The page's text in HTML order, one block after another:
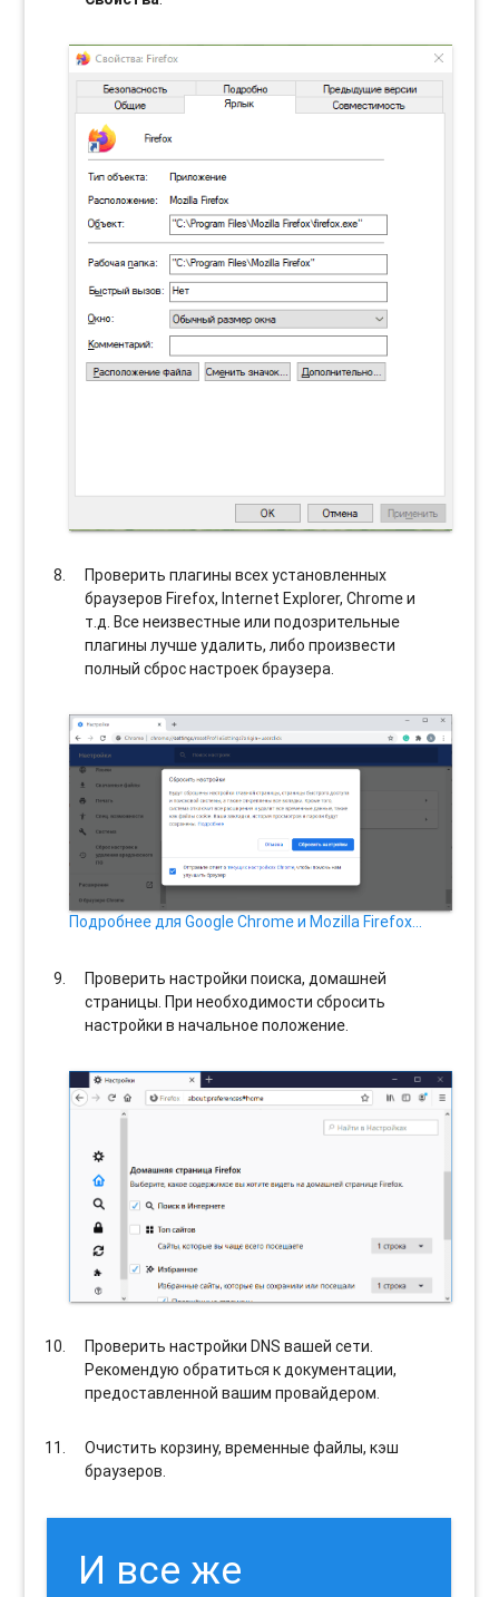
Проверить плагины всех установленных
браузеров Firefox, Internet Explorer, Chrome и
т.д. Все неизвестные или подозрительные
плагины лучше удалить, либо произвести
полный сброс настроек браузера.
Подробнее для Google Chrome и Mozilla Firefox…
Проверить настройки поиска, домашней
страницы. При необходимости сбросить
настройки в начальное положение.
Проверить настройки DNS вашей сети.
Рекомендую обратиться к документации,
предоставленной вашим провайдером.
Очистить корзину, временные файлы, кэш
браузеров.
И все же